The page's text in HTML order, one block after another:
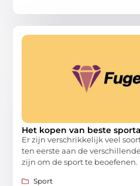
Het kopen van beste
Er zijn verschrikkelijk veel
ten eerste aan de
zijn om de sport te
Sport